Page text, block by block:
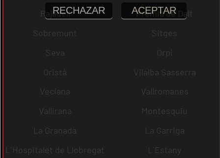
Rajadell
Premià de Dalt
Sobremunt
Sitges
Seva
Orpí
Oristà
Vilalba Sasserra
Veciana
Vallromanes
Vallirana
Montesquiu
La Granada
La Garriga
L´Hospitalet de Llobregat
L´Estany
RECHAZAR ACEPTAR